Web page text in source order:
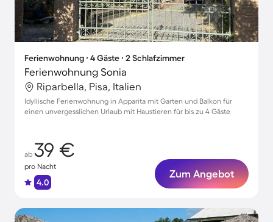
Ferienwohnung ∙ 4 Gäste ∙ 2 Schlafzimmer
Ferienwohnung Sonia
Riparbella, Pisa, Italien
Idyllische Ferienwohnung in Apparita mit Garten und Balkon für
einen unvergesslichen Urlaub mit Haustieren für bis zu 4 Gäste
ab 39 €
pro Nacht
4.0
Zum Angebot